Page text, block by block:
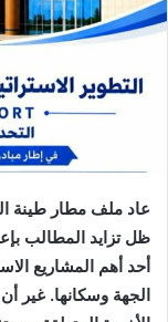
عاد ملف مطار طينة
ظل تزايد المطالب
أحد أهم المشاريع
الجهة وسكانها. غير